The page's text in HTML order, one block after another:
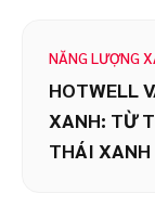
NĂNG LƯỢNG
HOTWELL
XANH: TỪ
THÁI XANH